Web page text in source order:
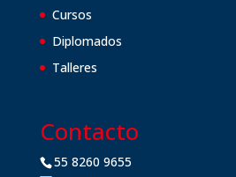
Cursos
Diplomados
Talleres
Contacto
55 8260 9655